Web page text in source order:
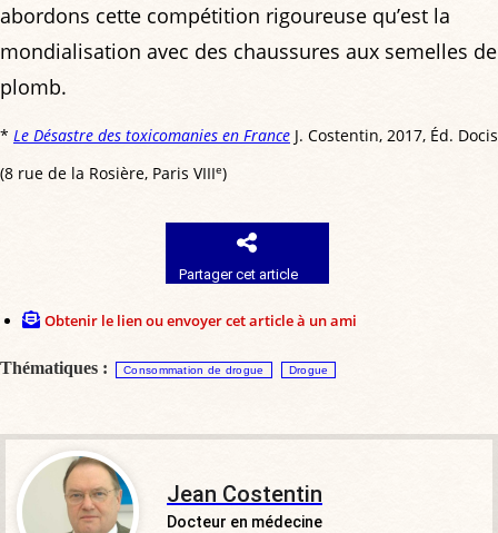
abordons cette compétition rigoureuse qu’est la
mondialisation avec des chaussures aux semelles de
plomb.
* Le Désastre des toxicomanies en France J. Costentin, 2017, Éd. Docis
(8 rue de la Rosière, Paris VIIIe)
Partager cet article
Obtenir le lien ou envoyer cet article à un ami
Thématiques : Consommation de drogue Drogue
Jean Costentin
Docteur en médecine